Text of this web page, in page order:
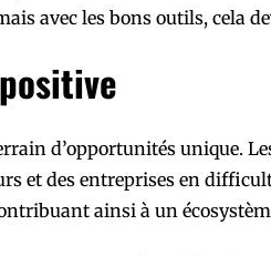
avec les bons outils, cela
d’opportunités unique.
et des entreprises en
ainsi à un